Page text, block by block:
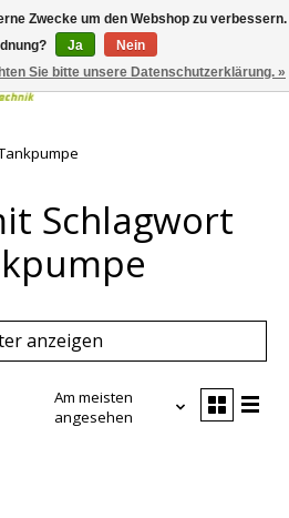
Ihr
Schlagwort
anzeigen
Am meisten
angesehen
Zwecke um den Webshop zu verbessern.
Ja
Nein
Sie bitte unsere Datenschutzerklärung. »